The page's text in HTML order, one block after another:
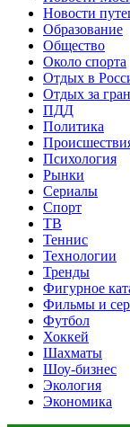
Новости
Образование
Общество
Около спорта
Отдых в
Отдых за
ПДД
Политика
Психология
Рынки
Сериалы
Спорт
ТВ
Теннис
Технологии
Тренды
Фигурное
Фильмы и
Футбол
Хоккей
Шахматы
Шоу-бизнес
Экология
Экономика